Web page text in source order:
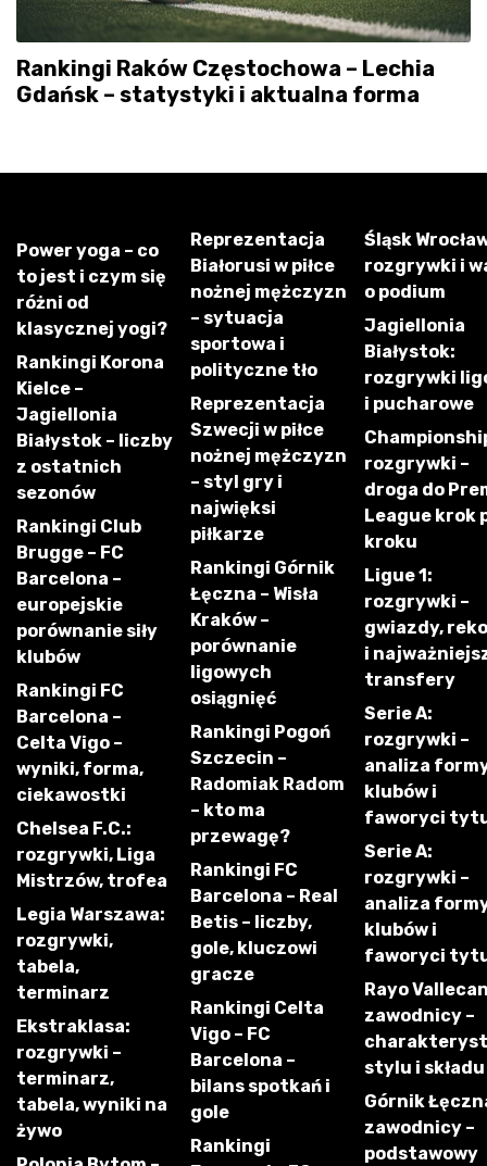
Rankingi Raków Częstochowa – Lechia
Gdańsk – statystyki i aktualna forma
Power yoga – co
to jest i czym się
różni od
klasycznej yogi?
Rankingi Korona
Kielce –
Jagiellonia
Białystok – liczby
z ostatnich
sezonów
Rankingi Club
Brugge – FC
Barcelona –
europejskie
porównanie siły
klubów
Rankingi FC
Barcelona –
Celta Vigo –
wyniki, forma,
ciekawostki
Chelsea F.C.:
rozgrywki, Liga
Mistrzów, trofea
Legia Warszawa:
rozgrywki,
tabela,
terminarz
Ekstraklasa:
rozgrywki –
terminarz,
tabela, wyniki na
żywo
Reprezentacja
Białorusi w piłce
nożnej mężczyzn
– sytuacja
sportowa i
polityczne tło
Reprezentacja
Szwecji w piłce
nożnej mężczyzn
– styl gry i
najwięksi
piłkarze
Rankingi Górnik
Łęczna – Wisła
Kraków –
porównanie
ligowych
osiągnięć
Rankingi Pogoń
Szczecin –
Radomiak Radom
– kto ma
przewagę?
Rankingi FC
Barcelona – Real
Betis – liczby,
gole, kluczowi
gracze
Rankingi Celta
Vigo – FC
Barcelona –
bilans spotkań i
gole
Rankingi
Śląsk
rozgrywki i
o podium
Jagiellonia
Białystok:
rozgrywki
i pucharowe
rozgrywki –
droga do
League krok
kroku
Ligue 1:
rozgrywki –
gwiazdy,
i
transfery
Serie A:
rozgrywki –
analiza
klubów i
faworyci
Serie A:
rozgrywki –
analiza
klubów i
faworyci
Rayo
zawodnicy –
stylu i składu
Górnik
zawodnicy –
podstawowy